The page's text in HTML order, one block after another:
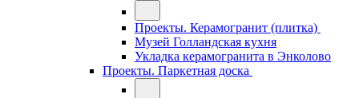
Проекты. Керамогранит (плитка)
Музей Голландская кухня
Укладка керамогранита в Энколово
Проекты. Паркетная доска